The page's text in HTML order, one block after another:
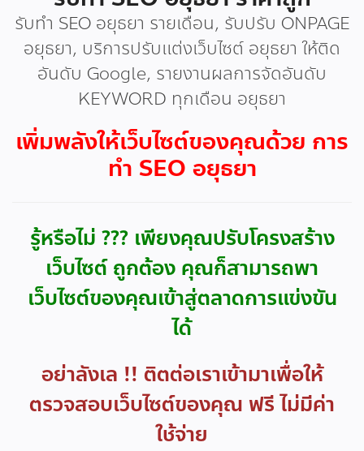
รับทำ SEO อยุธยา รายเดือน, รับปรับ ONPAGE
อยุธยา, บริการปรับแต่งเว็บไซต์ อยุธยา ให้ติด
อันดับ Google, รายงานผลการจัดอันดับ
KEYWORD ทุกเดือน อยุธยา
เพิ่มพลังให้เว็บไซต์ของคุณด้วย การ
ทำ SEO อยุธยา
รู้หรือไม่ ??? เพียงคุณปรับโครงสร้าง
เว็บไซต์ ถูกต้อง คุณก็สามารถพา
เว็บไซต์ของคุณเข้าสู่ตลาดการแข่งขัน
ได้
อย่าลังเล !! ติตต่อเราเข้ามาเพื่อให้
ตรวจสอบเว็บไซต์ของคุณ ฟรี ไม่มีค่า
ใช้จ่าย